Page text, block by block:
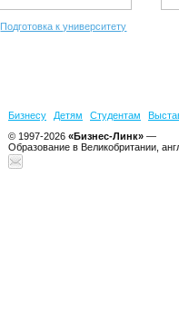
Подготовка к университету
Бизнесу Детям Студентам
© 1997-2026 «Бизнес-Линк» —
Образование в Великобритании,